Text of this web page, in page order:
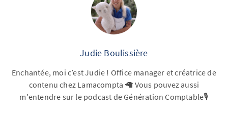
Judie Boulissière
Enchantée, moi c’est Judie ! Office manager et créatrice de
contenu chez Lamacompta 🦙 Vous pouvez aussi
m'entendre sur le podcast de Génération Comptable🎙️